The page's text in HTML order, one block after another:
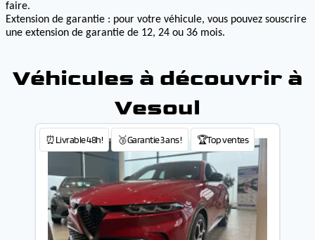
faire.
Extension de garantie : pour votre véhicule, vous pouvez souscrire
une extension de garantie de 12, 24 ou 36 mois.
Véhicules à découvrir à
Vesoul
⏰Livrable 48h! 🥉Garantie 3 ans ! 🏆Top ventes